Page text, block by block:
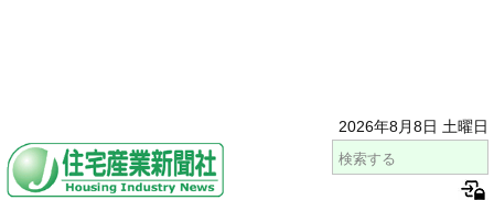
2026年8月8日 土曜日